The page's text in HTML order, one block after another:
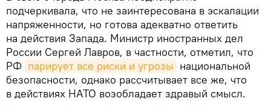
подчеркивала, что не заинтересована в эскалации
напряженности, но готова адекватно ответить
на действия Запада. Министр иностранных дел
России Сергей Лавров, в частности, отметил, что
РФ парирует все риски и угрозы национальной
безопасности, однако рассчитывает все же, что
в действиях НАТО возобладает здравый смысл.